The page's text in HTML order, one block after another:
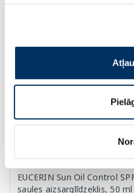
pakalpojumus. Ja piekrītat
izmantošanai, lūdzu,
EUCERIN Sun Oil Control
saules aizsarglīdzeklis, 50 ml